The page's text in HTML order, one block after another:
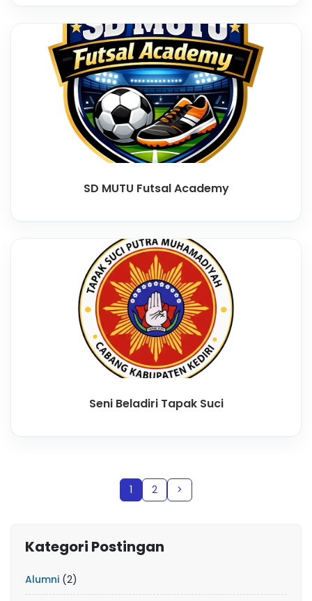
SD MUTU Futsal Academy
Seni Beladiri Tapak Suci
1 2 >
Kategori Postingan
Alumni (2)